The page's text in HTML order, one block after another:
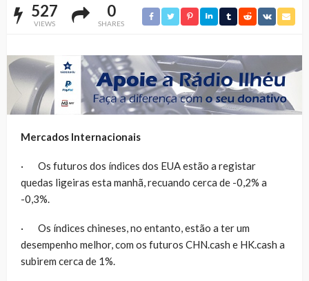
527
VIEWS
0
SHARES
Mercados Internacionais
· Os futuros dos índices dos EUA estão a registar
quedas ligeiras esta manhã, recuando cerca de -0,2% a
-0,3%.
· Os índices chineses, no entanto, estão a ter um
desempenho melhor, com os futuros CHN.cash e HK.cash a
subirem cerca de 1%.